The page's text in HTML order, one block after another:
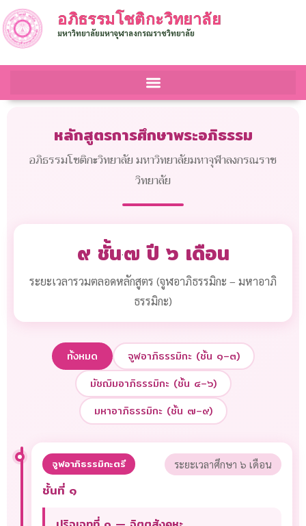
อภิธรรมโชติกะวิทยาลัย
มหาวิทยาลัยมหาจุฬาลงกรณราชวิทยาลัย
หลักสูตรการศึกษาพระอภิธรรม
อภิธรรมโชติกะวิทยาลัย มหาวิทยาลัยมหาจุฬาลงกรณราช
วิทยาลัย
๙ ชั้น·๗ ปี ๖ เดือน
ระยะเวลารวมตลอดหลักสูตร (จูฬอาภิธรรมิกะ – มหาอาภิ
ธรรมิกะ)
ทั้งหมด
จูฬอาภิธรรมิกะ (ชั้น ๑–๓)
มัชฌิมอาภิธรรมิกะ (ชั้น ๔–๖)
มหาอาภิธรรมิกะ (ชั้น ๗–๙)
จูฬอาภิธรรมิกะตรี ระยะเวลาศึกษา ๖ เดือน
ชั้นที่ ๑